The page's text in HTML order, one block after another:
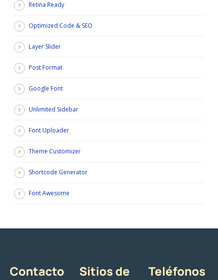
Retina Ready
Optimized Code & SEO
Layer Slider
Post Format
Google Font
Unlimited Sidebar
Font Uploader
Theme Customizer
Shortcode Generator
Font Awesome
Contacto
Sitios de
Teléfonos